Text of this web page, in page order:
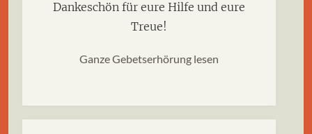
Dankeschön für eure Hilfe und eure
Treue!
Ganze Gebetserhörung lesen